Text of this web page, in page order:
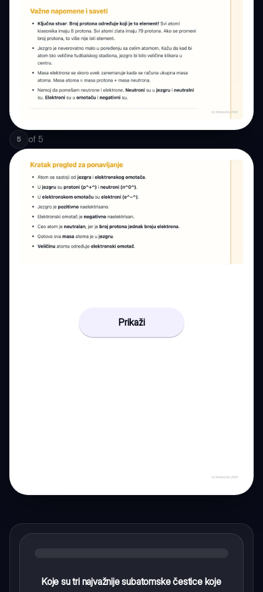
5 of 5
Prikaži
Koje su tri najvažnije subatomske čestice koje